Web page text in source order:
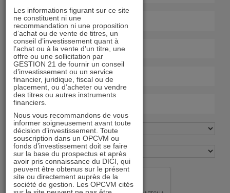
Les informations figurant sur ce site
ne constituent ni une
recommandation ni une proposition
d’achat ou de vente de titres, un
conseil d’investissement quant à
l’achat ou à la vente d’un titre, une
offre ou une sollicitation par
GESTION 21 de fournir un conseil
d’investissement ou un service
financier, juridique, fiscal ou de
placement, ou d’acheter ou vendre
des titres ou autres instruments
financiers.
Nous vous recommandons de vous
informer soigneusement avant toute
décision d’investissement. Toute
souscription dans un OPCVM ou
fonds d’investissement doit se faire
sur la base du prospectus et après
avoir pris connaissance du DICI, qui
peuvent être obtenus sur le présent
site ou directement auprès de la
société de gestion. Les OPCVM cités